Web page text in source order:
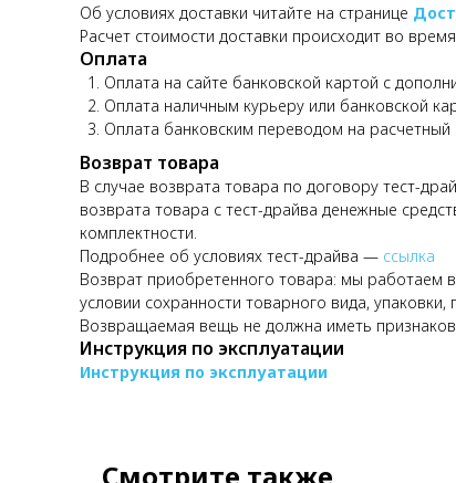
Об условиях доставки читайте на странице
Расчет стоимости доставки происходит во
Оплата
Оплата на сайте банковской картой с
Оплата наличным курьеру или банковской
Оплата банковским переводом на расчетный
Возврат товара
В случае возврата товара по договору тест-
возврата товара с тест-драйва денежные
комплектности.
Подробнее об условиях тест-драйва — ссылка
Возврат приобретенного товара: мы работаем
условии сохранности товарного вида,
Возвращаемая вещь не должна иметь признаков
Инструкция по эксплуатации
Инструкция по эксплуатации
Смотрите также